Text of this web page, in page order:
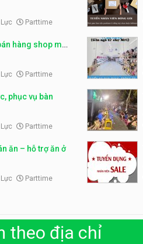
Parttime
hàng shop mỹ
Parttime
phục vụ bàn
Parttime
ăn – hỗ trợ ăn ở
Parttime
theo địa chỉ